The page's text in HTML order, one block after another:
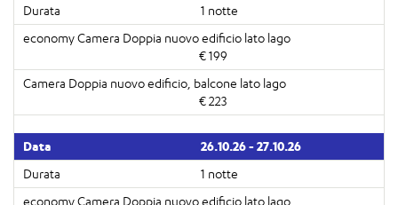
1 notte
€ 199
€ 223
26.10.26 - 27.10.26
1 notte